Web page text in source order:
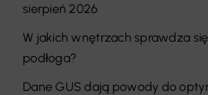
sierpień 2026
W jakich wnętrzach sprawdza
podłoga?
Dane GUS dają powody do